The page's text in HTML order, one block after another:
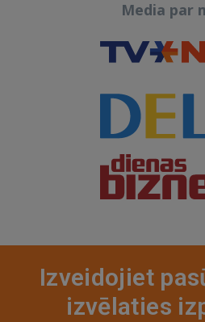
Media par
Izveidojiet
izvēlaties